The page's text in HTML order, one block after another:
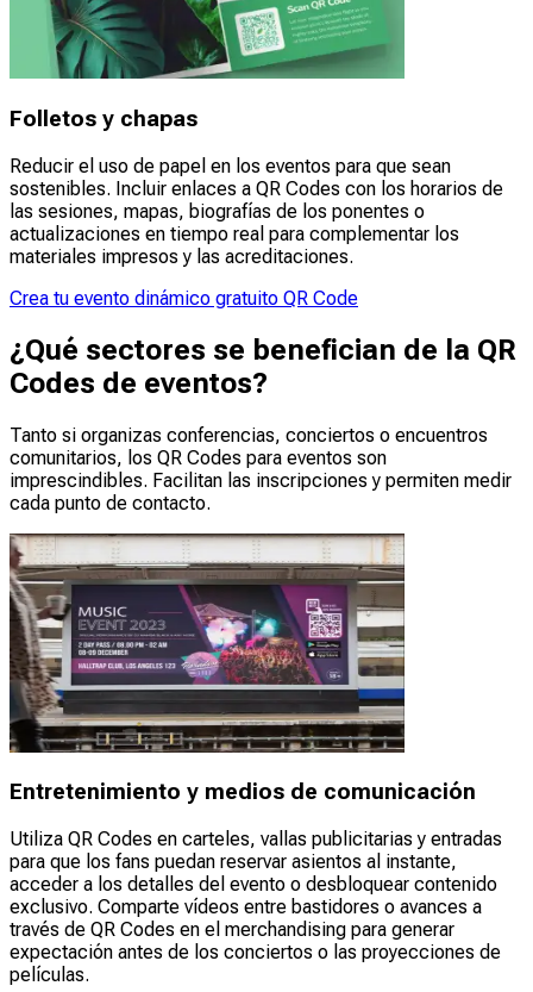
Folletos y chapas
Reducir el uso de papel en los eventos para que sean
sostenibles. Incluir enlaces a QR Codes con los horarios de
las sesiones, mapas, biografías de los ponentes o
actualizaciones en tiempo real para complementar los
materiales impresos y las acreditaciones.
Crea tu evento dinámico gratuito QR Code
¿Qué sectores se benefician de la QR
Codes de eventos?
Tanto si organizas conferencias, conciertos o encuentros
comunitarios, los QR Codes para eventos son
imprescindibles. Facilitan las inscripciones y permiten medir
cada punto de contacto.
Entretenimiento y medios de comunicación
Utiliza QR Codes en carteles, vallas publicitarias y entradas
para que los fans puedan reservar asientos al instante,
acceder a los detalles del evento o desbloquear contenido
exclusivo. Comparte vídeos entre bastidores o avances a
través de QR Codes en el merchandising para generar
expectación antes de los conciertos o las proyecciones de
películas.